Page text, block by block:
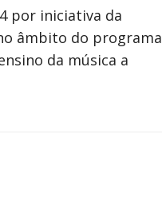
por iniciativa da
âmbito do programa
da música a